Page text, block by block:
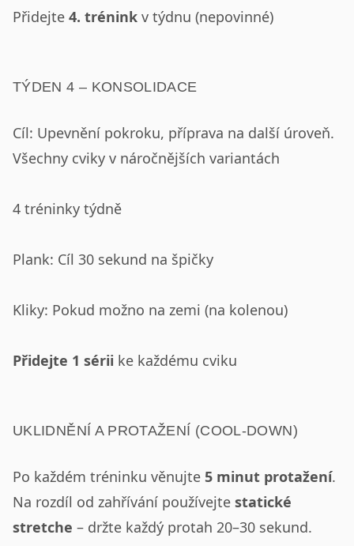
Přidejte 4. trénink v týdnu (nepovinné)
TÝDEN 4 – KONSOLIDACE
Cíl: Upevnění pokroku, příprava na další úroveň.
Všechny cviky v náročnějších variantách
4 tréninky týdně
Plank: Cíl 30 sekund na špičky
Kliky: Pokud možno na zemi (na kolenou)
Přidejte 1 sérii ke každému cviku
UKLIDNĚNÍ A PROTAŽENÍ (COOL-DOWN)
Po každém tréninku věnujte 5 minut protažení.
Na rozdíl od zahřívání používejte statické
stretche – držte každý protah 20–30 sekund.